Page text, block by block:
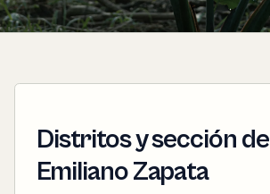
Distritos y sección de
Emiliano Zapata